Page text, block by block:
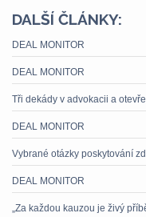
DALŠÍ ČLÁNKY:
DEAL MONITOR
DEAL MONITOR
Tři dekády v advokacii a
DEAL MONITOR
Vybrané otázky poskytování
DEAL MONITOR
„Za každou kauzou je živý